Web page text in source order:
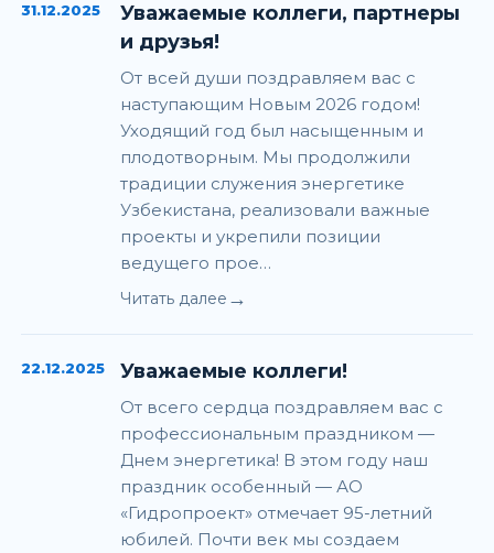
31.12.2025
Уважаемые коллеги, партнеры
и друзья!
От всей души поздравляем вас с
наступающим Новым 2026 годом!
Уходящий год был насыщенным и
плодотворным. Мы продолжили
традиции служения энергетике
Узбекистана, реализовали важные
проекты и укрепили позиции
ведущего прое…
Читать далее →
22.12.2025 Уважаемые коллеги!
От всего сердца поздравляем вас с
профессиональным праздником —
Днем энергетика! В этом году наш
праздник особенный — АО
«Гидропроект» отмечает 95-летний
юбилей. Почти век мы создаем